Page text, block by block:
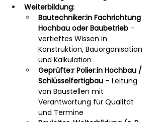
Weiterbildung:
Bautechniker:in Fachrichtung
Hochbau oder Baubetrieb –
vertieftes Wissen in
Konstruktion, Bauorganisation
und Kalkulation
Geprüfte:r Polier:in Hochbau /
Schlüsselfertigbau – Leitung
von Baustellen mit
Verantwortung für Qualität
und Termine